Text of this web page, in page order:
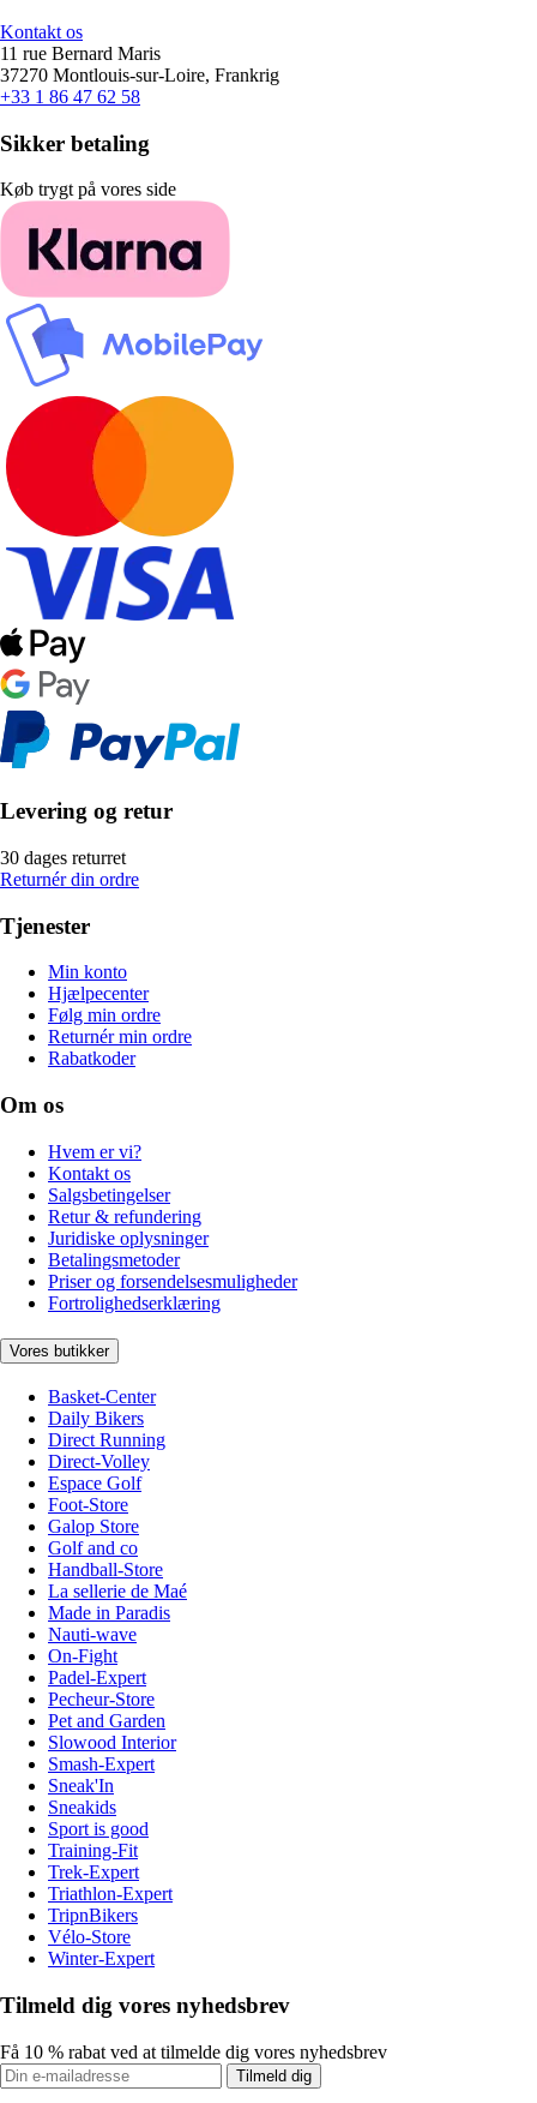
Kontakt os
11 rue Bernard Maris
37270 Montlouis-sur-Loire, Frankrig
+33 1 86 47 62 58
Sikker betaling
Køb trygt på vores side
Levering og retur
30 dages returret
Returnér din ordre
Tjenester
Min konto
Hjælpecenter
Følg min ordre
Returnér min ordre
Rabatkoder
Om os
Hvem er vi?
Kontakt os
Salgsbetingelser
Retur & refundering
Juridiske oplysninger
Betalingsmetoder
Priser og forsendelsesmuligheder
Fortrolighedserklæring
Vores butikker
Basket-Center
Daily Bikers
Direct Running
Direct-Volley
Espace Golf
Foot-Store
Galop Store
Golf and co
Handball-Store
La sellerie de Maé
Made in Paradis
Nauti-wave
On-Fight
Padel-Expert
Pecheur-Store
Pet and Garden
Slowood Interior
Smash-Expert
Sneak'In
Sneakids
Sport is good
Training-Fit
Trek-Expert
Triathlon-Expert
TripnBikers
Vélo-Store
Winter-Expert
Tilmeld dig vores nyhedsbrev
Få 10 % rabat ved at tilmelde dig vores nyhedsbrev
Tilmeld dig